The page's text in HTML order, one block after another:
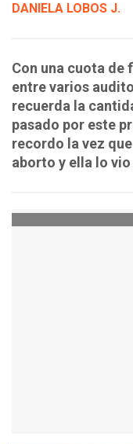
DANIELA LOBOS J.
Con una cuota de
entre varios
recuerda la
pasado por este
recordo la vez
aborto y ella lo